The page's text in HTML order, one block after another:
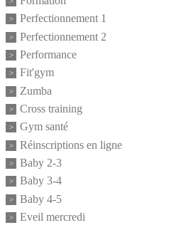
Perfectionnement 1
Perfectionnement 2
Performance
Fit'gym
Zumba
Cross training
Gym santé
Réinscriptions en ligne
Baby 2-3
Baby 3-4
Baby 4-5
Eveil mercredi